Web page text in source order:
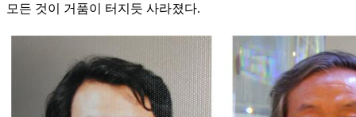
모든 것이 거품이 터지듯 사라졌다.